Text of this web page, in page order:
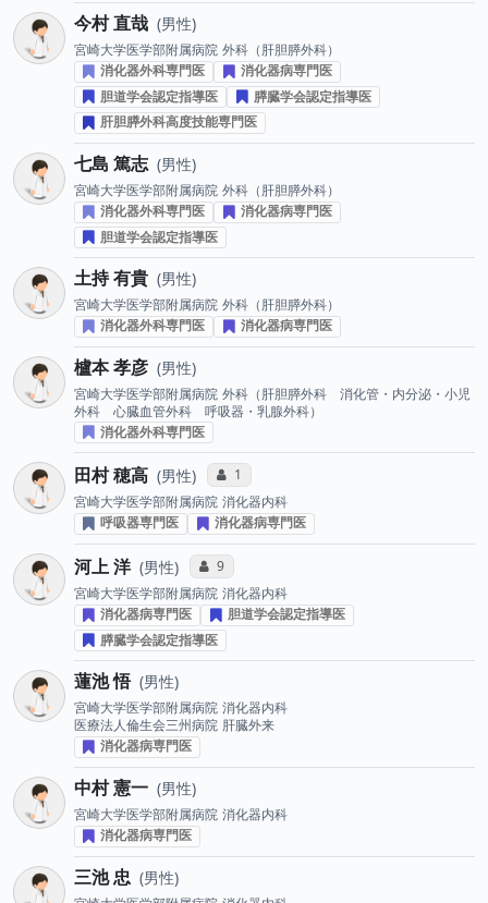
今村 直哉 男性
宮崎大学医学部附属病院 外科（肝胆膵外科）
消化器外科専門医
消化器病専門医
胆道学会認定指導医
膵臓学会認定指導医
肝胆膵外科高度技能専門医
七島 篤志 男性
宮崎大学医学部附属病院 外科（肝胆膵外科）
消化器外科専門医
消化器病専門医
胆道学会認定指導医
土持 有貴 男性
宮崎大学医学部附属病院 外科（肝胆膵外科）
消化器外科専門医
消化器病専門医
櫨本 孝彦 男性
宮崎大学医学部附属病院 外科（肝胆膵外科 消化管・内分泌・小児
外科 心臓血管外科 呼吸器・乳腺外科）
消化器外科専門医
田村 穂高 男性 コミュニケーション・タイプ投票数
1
宮崎大学医学部附属病院 消化器内科
呼吸器専門医
消化器病専門医
河上 洋 男性 コミュニケーション・タイプ投票数
9
宮崎大学医学部附属病院 消化器内科
消化器病専門医
胆道学会認定指導医
膵臓学会認定指導医
蓮池 悟 男性
宮崎大学医学部附属病院 消化器内科
医療法人倫生会三州病院 肝臓外来
消化器病専門医
中村 憲一 男性
宮崎大学医学部附属病院 消化器内科
消化器病専門医
三池 忠 男性